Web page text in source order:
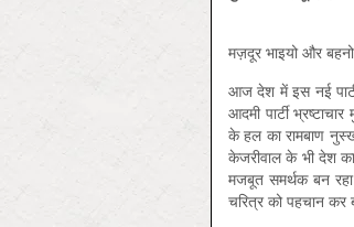
मज़दूर भाइयो और
आज देश में इस नई
आदमी पार्टी
के हल का रामबाण
केजरीवाल के भी देश का
मजबूत समर्थक बन रहा
चरित्र को पहचान कर